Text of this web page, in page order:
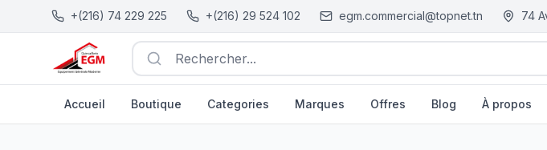
+(216) 74 229 225 +(216) 29 524 102 egm.commercial@topnet.tn 74
Rechercher...
Accueil Boutique Categories Marques Offres Blog À propos